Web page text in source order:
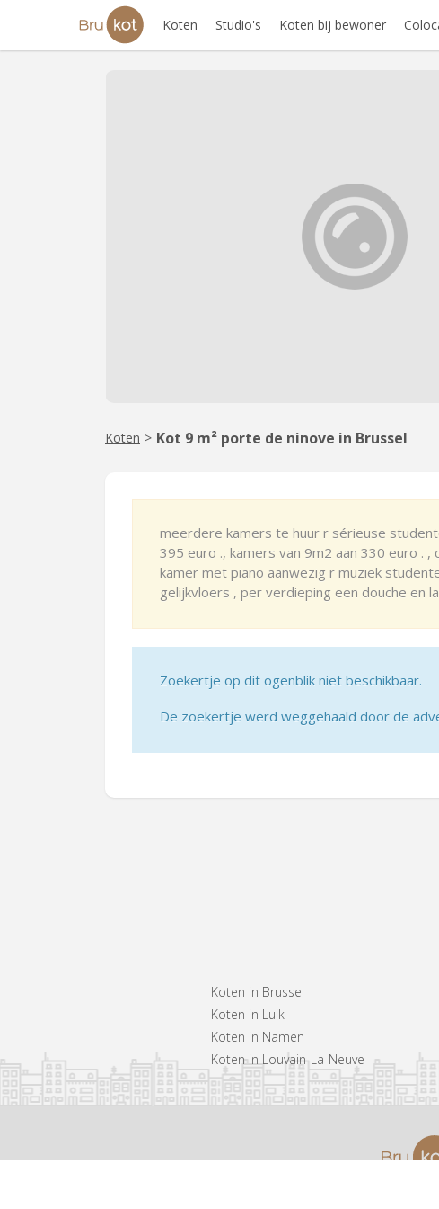
Koten Studio's Koten bij bewoner
Koten > Kot 9 m² porte de ninove in Brussel
meerdere kamers te huur r sérieuse
395 euro ., kamers van 9m2 aan 330 euro .
kamer met piano aanwezig r muziek
gelijkvloers , per verdieping een douche en
Zoekertje op dit ogenblik niet beschikbaar.
De zoekertje werd weggehaald door de
Koten in Brussel
Koten in Luik
Koten in Namen
Koten in Louvain-La-Neuve